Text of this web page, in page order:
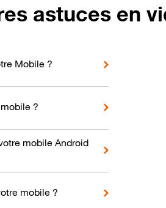
astuces en
Mobile ?
?
mobile Android
mobile ?